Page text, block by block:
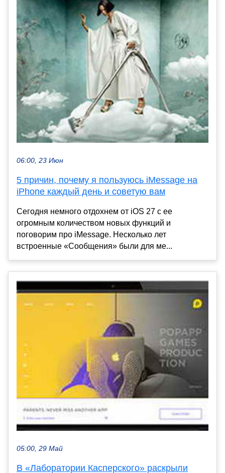
06:00, 23 Июн
5 причин, почему я пользуюсь iMessage на
iPhone каждый день и советую вам
Сегодня немного отдохнем от iOS 27 с ее
огромным количеством новых функций и
поговорим про iMessage. Несколько лет
встроенные «Сообщения» были для ме...
05:00, 29 Май
В «Лаборатории Касперского» раскрыли